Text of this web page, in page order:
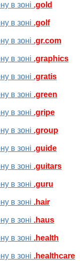
в зоні .gold
в зоні .golf
в зоні .gr.com
в зоні .graphics
в зоні .gratis
в зоні .green
в зоні .gripe
в зоні .group
в зоні .guide
в зоні .guitars
в зоні .guru
в зоні .hair
в зоні .haus
в зоні .health
в зоні .healthcare